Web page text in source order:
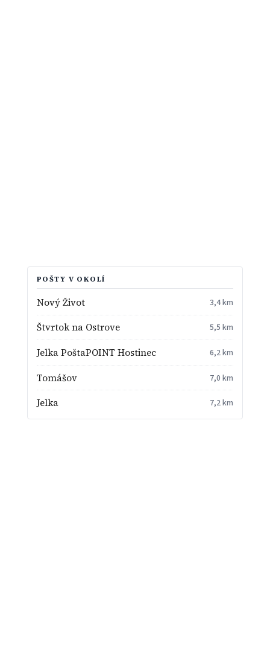
POŠTY V OKOLÍ
Nový Život 3,4 km
Štvrtok na Ostrove 5,5 km
Jelka PoštaPOINT Hostinec 6,2 km
Tomášov 7,0 km
Jelka 7,2 km